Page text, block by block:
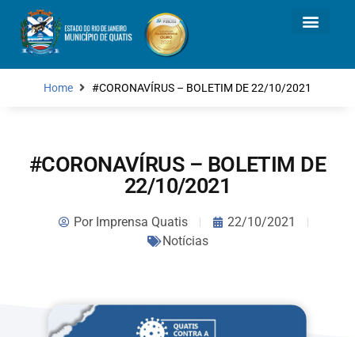
Home #CORONAVÍRUS – BOLETIM DE 22/10/2021
#CORONAVÍRUS – BOLETIM DE
22/10/2021
PorImprensa Quatis
22/10/2021
Notícias